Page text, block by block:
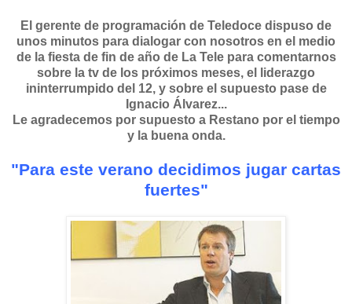
El gerente de programación de Teledoce dispuso de
unos minutos para dialogar con nosotros en el medio
de la fiesta de fin de año de La Tele para comentarnos
sobre la tv de los próximos meses, el liderazgo
ininterrumpido del 12, y sobre el supuesto pase de
Ignacio Álvarez...
Le agradecemos por supuesto a Restano por el tiempo
y la buena onda.
"Para este verano decidimos jugar cartas
fuertes"